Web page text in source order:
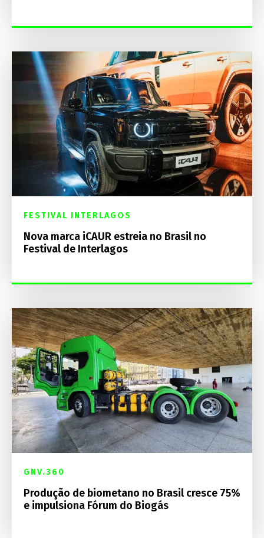
FESTIVAL INTERLAGOS
Nova marca iCAUR estreia no Brasil no
Festival de Interlagos
GNV.360
Produção de biometano no Brasil cresce 75%
e impulsiona Fórum do Biogás